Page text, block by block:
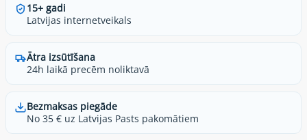
15+ gadi
Latvijas internetveikals
Ātra izsūtīšana
24h laikā precēm noliktavā
Bezmaksas piegāde
No 35 € uz Latvijas Pasts pakomātiem